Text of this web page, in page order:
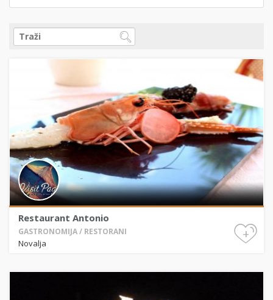
Restaurant Antonio
GASTRONOMIJA / RESTORANI
Novalja
+